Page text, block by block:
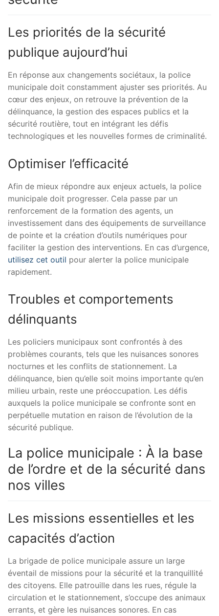
Les priorités de la sécurité
publique aujourd’hui
En réponse aux changements sociétaux, la police
municipale doit constamment ajuster ses priorités. Au
cœur des enjeux, on retrouve la prévention de la
délinquance, la gestion des espaces publics et la
sécurité routière, tout en intégrant les défis
technologiques et les nouvelles formes de criminalité.
Optimiser l’efficacité
Afin de mieux répondre aux enjeux actuels, la police
municipale doit progresser. Cela passe par un
renforcement de la formation des agents, un
investissement dans des équipements de surveillance
de pointe et la création d’outils numériques pour
faciliter la gestion des interventions. En cas d’urgence,
utilisez cet outil pour alerter la police municipale
rapidement.
Troubles et comportements
délinquants
Les policiers municipaux sont confrontés à des
problèmes courants, tels que les nuisances sonores
nocturnes et les conflits de stationnement. La
délinquance, bien qu’elle soit moins importante qu’en
milieu urbain, reste une préoccupation. Les défis
auxquels la police municipale se confronte sont en
perpétuelle mutation en raison de l’évolution de la
sécurité publique.
La police municipale : À la base
de l’ordre et de la sécurité dans
nos villes
Les missions essentielles et les
capacités d’action
La brigade de police municipale assure un large
éventail de missions pour la sécurité et la tranquillité
des citoyens. Elle patrouille dans les rues, régule la
circulation et le stationnement, s’occupe des animaux
errants, et gère les nuisances sonores. En cas